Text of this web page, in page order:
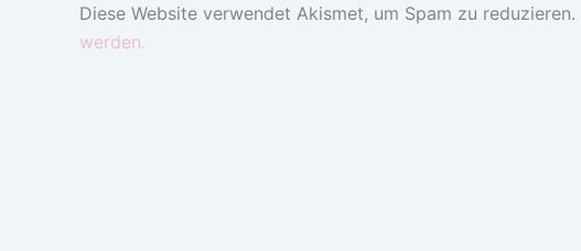
Diese Website verwendet Akismet, um Spam zu reduzieren.
werden.